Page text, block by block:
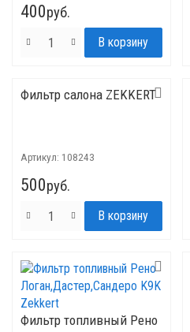
400руб.
Фильтр салона ZEKKERT
Артикул: 108243
500руб.
Фильтр топливный Рено